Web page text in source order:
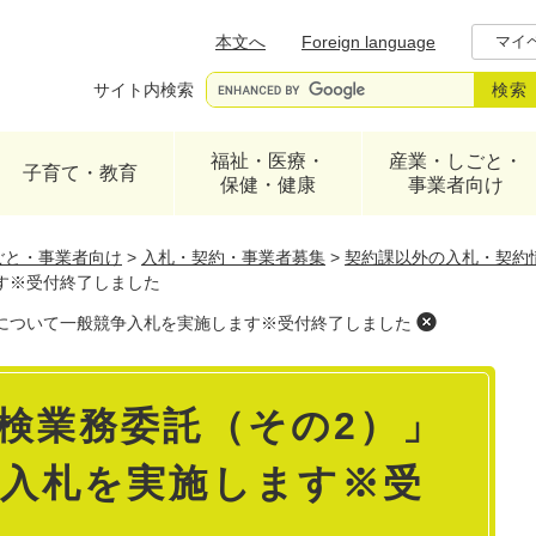
本文へ
Foreign language マイ
サイト内検索
子育て・教育
福祉・医療・
保健・健康
産業・しごと・
事業者向け
・事業者向け > 入札・契約・事業者募集 > 契約課以外の入札・契約
※受付終了しました
ついて一般競争入札を実施します※受付終了しました
業務委託（その2）」
札を実施します※受